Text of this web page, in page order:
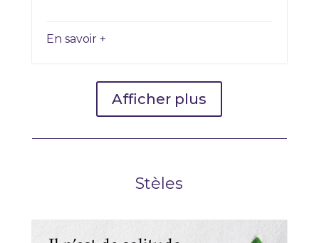
En savoir +
Afficher plus
Stèles